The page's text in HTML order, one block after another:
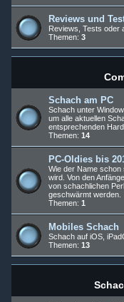
Reviews und
Reviews, Tests oder
Themen: 3
Schach am PC
Schach unter
um alle aktuellen
entsprechenden
Themen: 14
PC-Oldies bis
Wie der Name
wird. Von den
von schachlichen
geschwärmt werden.
Themen: 1
Mobiles Schach
Schach auf iOS,
Themen: 13